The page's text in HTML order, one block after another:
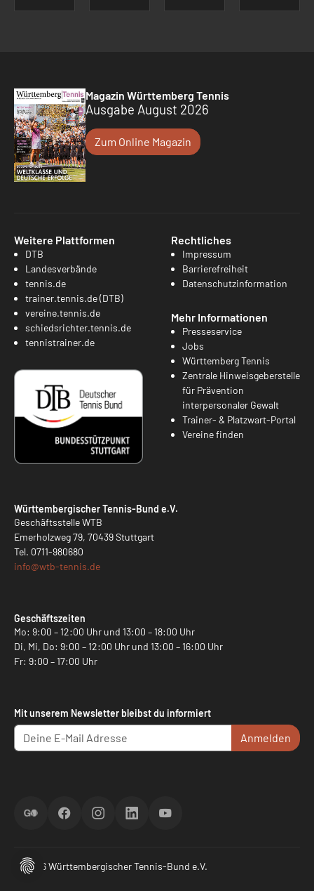
Magazin Württemberg Tennis
Ausgabe August 2026
Zum Online Magazin
Weitere Plattformen
DTB
Landesverbände
tennis.de
trainer.tennis.de (DTB)
vereine.tennis.de
schiedsrichter.tennis.de
tennistrainer.de
Rechtliches
Impressum
Barrierefreiheit
Datenschutzinformation
Mehr Informationen
Presseservice
Jobs
Württemberg Tennis
Zentrale Hinweisgeberstelle
für Prävention
interpersonaler Gewalt
Trainer- & Platzwart-Portal
Vereine finden
Württembergischer Tennis-Bund e.V.
Geschäftsstelle WTB
Emerholzweg 79, 70439 Stuttgart
Tel. 0711-980680
info@wtb-tennis.de
Geschäftszeiten
Mo: 9:00 – 12:00 Uhr und 13:00 – 18:00 Uhr
Di, Mi, Do: 9:00 – 12:00 Uhr und 13:00 – 16:00 Uhr
Fr: 9:00 – 17:00 Uhr
Mit unserem Newsletter bleibst du informiert
Anmelden
ScoreGOFacebookInstagramLinkedInYouTube
© 2026 Württembergischer Tennis-Bund e.V.